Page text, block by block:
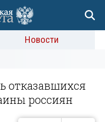
Новости
отказавшихся
россиян